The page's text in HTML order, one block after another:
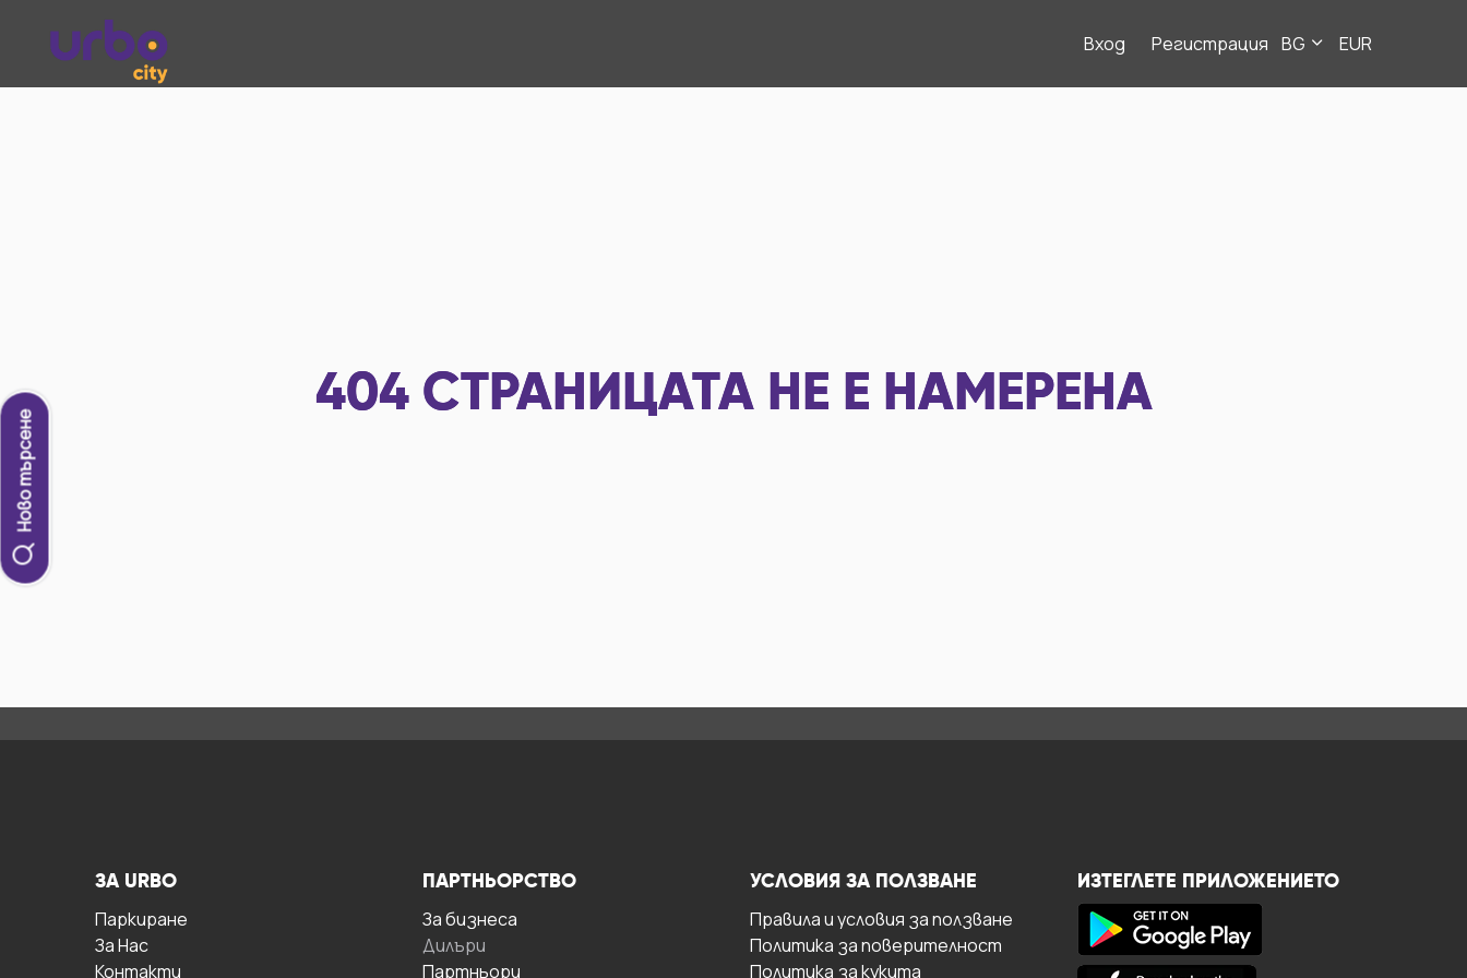
Вход Регистрация BG EUR
Ново търсене
404 СТРАНИЦАТА НЕ Е НАМЕРЕНА
ЗА URBO
Паркиране
За Hас
Контакти
ПАРТНЬОРСТВО
За бизнесa
Дилъри
Партньори
УСЛОВИЯ ЗА ПОЛЗВАНЕ
Правила и условия за ползване
Политика за поверителност
Политика за кукита
ИЗТЕГЛЕТЕ ПРИЛОЖЕНИЕТО